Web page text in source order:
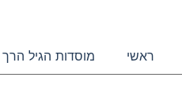
ראשי מוסדות הגיל הרך